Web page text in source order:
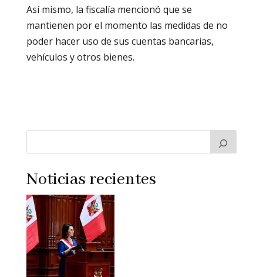
Así mismo, la fiscalía mencionó que se
mantienen por el momento las medidas de no
poder hacer uso de sus cuentas bancarias,
vehículos y otros bienes.
Noticias recientes